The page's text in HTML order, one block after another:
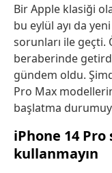
Bir Apple klasiği
bu eylül ayı da
sorunları ile geçti.
beraberinde
gündem oldu.
Pro Max
başlatma
iPhone 14
kullanmayın